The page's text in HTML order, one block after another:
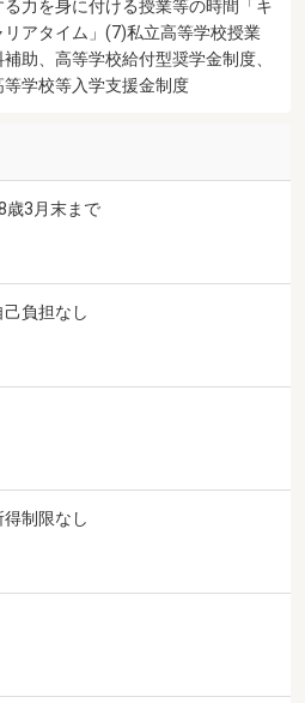
る力を身に付ける授業等の時間「キ
リアタイム」(7)私立高等学校授業
補助、高等学校給付型奨学金制度、
等学校等入学支援金制度
歳3月末まで
己負担なし
得制限なし